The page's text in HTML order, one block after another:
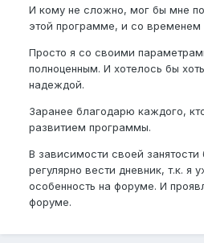
И кому не сложно, мог бы мне
этой программе, и со временем
Просто я со своими
полноценным. И хотелось бы
надеждой.
Заранее благодарю каждого,
развитием программы.
В зависимости своей занятости
регулярно вести дневник, т.к. я
особенность на форуме. И
форуме.